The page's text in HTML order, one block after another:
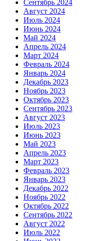
Сентябрь 2024
Август 2024
Июль 2024
Июнь 2024
Май 2024
Апрель 2024
Март 2024
Февраль 2024
Январь 2024
Декабрь 2023
Ноябрь 2023
Октябрь 2023
Сентябрь 2023
Август 2023
Июль 2023
Июнь 2023
Май 2023
Апрель 2023
Март 2023
Февраль 2023
Январь 2023
Декабрь 2022
Ноябрь 2022
Октябрь 2022
Сентябрь 2022
Август 2022
Июль 2022